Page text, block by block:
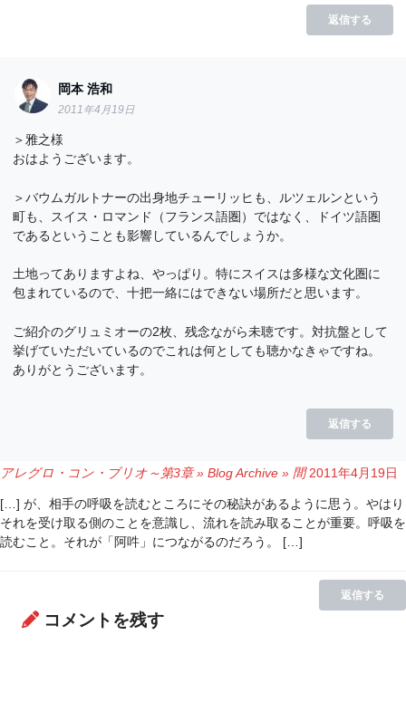
返信する
岡本 浩和
2011年4月19日
＞雅之様
おはようございます。
＞バウムガルトナーの出身地チューリッヒも、ルツェルンという
町も、スイス・ロマンド（フランス語圏）ではなく、ドイツ語圏
であるということも影響しているんでしょうか。
土地ってありますよね、やっぱり。特にスイスは多様な文化圏に
包まれているので、十把一絡にはできない場所だと思います。
ご紹介のグリュミオーの2枚、残念ながら未聴です。対抗盤として
挙げていただいているのでこれは何としても聴かなきゃですね。
ありがとうございます。
返信する
アレグロ・コン・ブリオ～第3章 » Blog Archive » 間 2011年4月19日
[…] が、相手の呼吸を読むところにその秘訣があるように思う。やはり
それを受け取る側のことを意識し、流れを読み取ることが重要。呼吸を
読むこと。それが「阿吽」につながるのだろう。 […]
返信する
コメントを残す